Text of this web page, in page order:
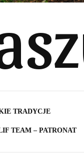
TRADYCJE
TEAM – PATRONAT